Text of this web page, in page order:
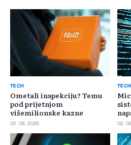
TECH
Ometali inspekciju? Temu
pod prijetnjom
višemilionske kazne
02. 08. 2026.
TECH
02.